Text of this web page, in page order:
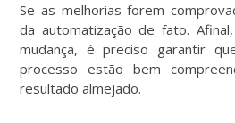
Se as melhorias forem
da automatização de fato.
mudança, é preciso garantir
processo estão bem
resultado almejado.